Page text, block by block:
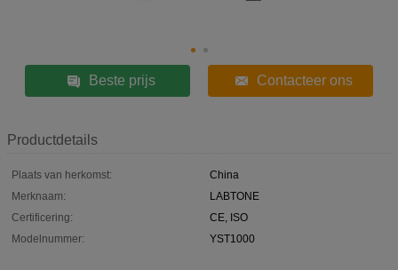
Beste prijs Contacteer ons
Productdetails
Plaats van herkomst:
China
Merknaam:
LABTONE
Certificering:
CE, ISO
Modelnummer:
YST1000